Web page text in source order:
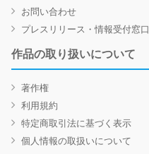
お問い合わせ
プレスリリース・情報受付窓口
作品の取り扱いについて
著作権
利用規約
特定商取引法に基づく表示
個人情報の取扱いについて